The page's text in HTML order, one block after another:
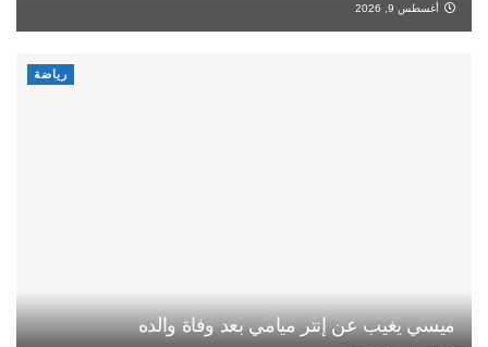
أغسطس 9, 2026
رياضة
ميسي يغيب عن إنتر ميامي بعد وفاة والده